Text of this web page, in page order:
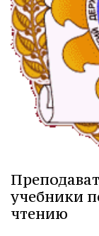
учебники
чтению